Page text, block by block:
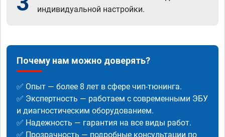
индивидуальной настройки.
Почему нам можно доверять?
✅ Опыт — более 8 лет в сфере чип-тюнинга.
✅ Экспертность — работаем с современными ЭБУ
и диагностическим оборудованием.
✅ Надежность — гарантия на все виды работ.
✅ Прозрачность — подробные консультации по